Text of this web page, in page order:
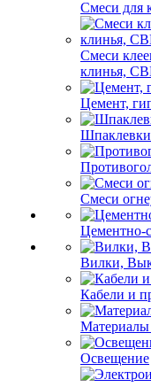
Смеси для
Смеси
клинья,
Цемент,
Шпаклевки
Смеси
Цементно-
Вилки,
Кабели и
Материалы
Освещение